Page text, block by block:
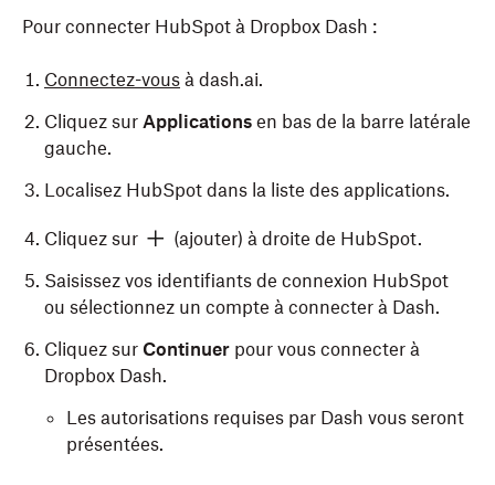
Pour connecter HubSpot à Dropbox Dash :
Connectez-vous à dash.ai.
Cliquez sur Applications en bas de la barre latérale
gauche.
Localisez HubSpot dans la liste des applications.
Cliquez sur
(ajouter) à droite de HubSpot.
Saisissez vos identifiants de connexion HubSpot
ou sélectionnez un compte à connecter à Dash.
Cliquez sur Continuer pour vous connecter à
Dropbox Dash.
Les autorisations requises par Dash vous seront
présentées.